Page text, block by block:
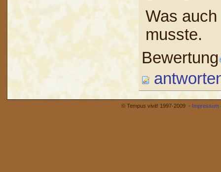
Was
musste.
Bewertung
© Tempus vivit! 1997-2009 - Impressum